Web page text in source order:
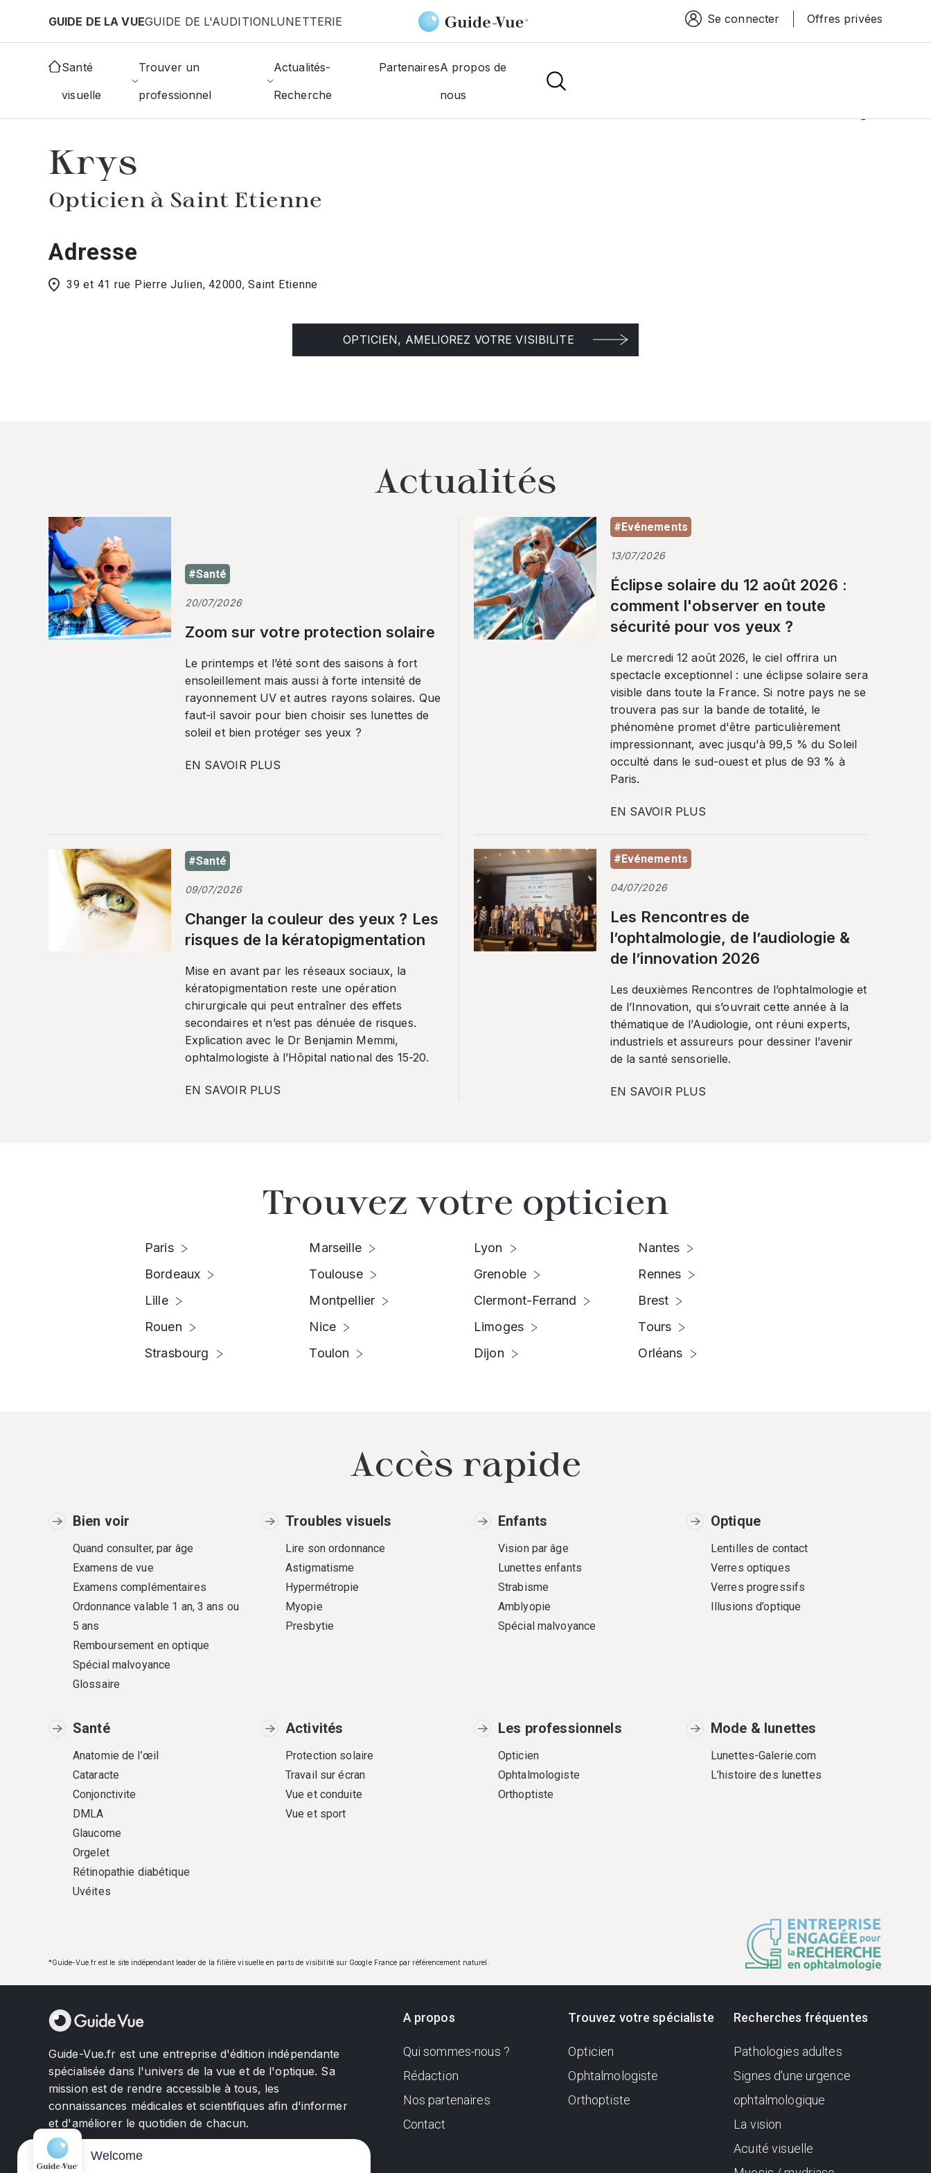
GUIDE DE LA VUEGUIDE DE L'AUDITIONLUNETTERIE Espace connexion
Se connecter Offres privées
Santé
visuelle
Trouver un
professionnel
Actualités-
Recherche
PartenairesA propos de
nous
Accueil Choisir mon opticien Saint-Etienne Krys
Krys
Opticien à Saint Etienne
Adresse
39 et 41 rue Pierre Julien, 42000, Saint Etienne
OPTICIEN, AMELIOREZ VOTRE VISIBILITE
Actualités
#Santé
20/07/2026
Zoom sur votre protection solaire
Le printemps et l’été sont des saisons à fort
ensoleillement mais aussi à forte intensité de
rayonnement UV et autres rayons solaires. Que
faut-il savoir pour bien choisir ses lunettes de
soleil et bien protéger ses yeux ?
EN SAVOIR PLUS
#Evénements
13/07/2026
Éclipse solaire du 12 août 2026 :
comment l'observer en toute
sécurité pour vos yeux ?
Le mercredi 12 août 2026, le ciel offrira un
spectacle exceptionnel : une éclipse solaire sera
visible dans toute la France. Si notre pays ne se
trouvera pas sur la bande de totalité, le
phénomène promet d'être particulièrement
impressionnant, avec jusqu'à 99,5 % du Soleil
occulté dans le sud-ouest et plus de 93 % à
Paris.
EN SAVOIR PLUS
#Santé
09/07/2026
Changer la couleur des yeux ? Les
risques de la kératopigmentation
Mise en avant par les réseaux sociaux, la
kératopigmentation reste une opération
chirurgicale qui peut entraîner des effets
secondaires et n’est pas dénuée de risques.
Explication avec le Dr Benjamin Memmi,
ophtalmologiste à l’Hôpital national des 15-20.
EN SAVOIR PLUS
#Evénements
04/07/2026
Les Rencontres de
l’ophtalmologie, de l’audiologie &
de l’innovation 2026
Les deuxièmes Rencontres de l’ophtalmologie et
de l’Innovation, qui s’ouvrait cette année à la
thématique de l’Audiologie, ont réuni experts,
industriels et assureurs pour dessiner l’avenir
de la santé sensorielle.
EN SAVOIR PLUS
Trouvez votre opticien
Paris
Bordeaux
Lille
Rouen
Strasbourg
Marseille
Toulouse
Montpellier
Nice
Toulon
Lyon
Grenoble
Clermont-Ferrand
Limoges
Dijon
Nantes
Rennes
Brest
Tours
Orléans
Accès rapide
Bien voir
Quand consulter, par âge
Examens de vue
Examens complémentaires
Ordonnance valable 1 an, 3 ans ou
5 ans
Remboursement en optique
Spécial malvoyance
Glossaire
Troubles visuels
Lire son ordonnance
Astigmatisme
Hypermétropie
Myopie
Presbytie
Enfants
Vision par âge
Lunettes enfants
Strabisme
Amblyopie
Spécial malvoyance
Optique
Lentilles de contact
Verres optiques
Verres progressifs
Illusions d’optique
Santé
Anatomie de l’œil
Cataracte
Conjonctivite
DMLA
Glaucome
Orgelet
Rétinopathie diabétique
Uvéites
Activités
Protection solaire
Travail sur écran
Vue et conduite
Vue et sport
Les professionnels
Opticien
Ophtalmologiste
Orthoptiste
Mode & lunettes
Lunettes-Galerie.com
L’histoire des lunettes
*Guide-Vue.fr est le site indépendant leader de la filière visuelle en parts de visibilité sur Google France par référencement naturel.
Guide-Vue.fr est une entreprise d'édition indépendante
spécialisée dans l'univers de la vue et de l'optique. Sa
mission est de rendre accessible à tous, les
connaissances médicales et scientifiques afin d'informer
et d'améliorer le quotidien de chacun.
A propos
Qui sommes-nous ?
Rédaction
Nos partenaires
Contact
Trouvez votre spécialiste
Opticien
Ophtalmologiste
Orthoptiste
Recherches fréquentes
Pathologies adultes
Signes d'une urgence
ophtalmologique
La vision
Acuité visuelle
Welcome